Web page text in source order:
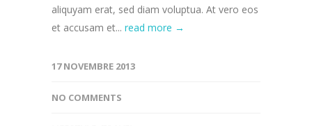
aliquyam erat, sed diam voluptua. At vero eos
et accusam et... read more →
17 NOVEMBRE 2013
NO COMMENTS